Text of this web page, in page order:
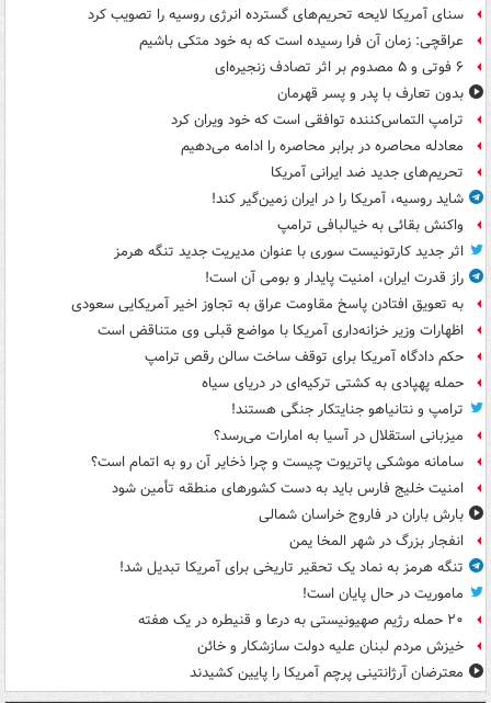
سنای آمریکا لایحه تحریم‌های گسترده انرژی روسیه را تصویب کرد
عراقچی: زمان آن فرا رسیده است که به خود متکی باشیم
۶ فوتی و ۵ مصدوم بر اثر تصادف زنجیره‌ای
بدون تعارف با پدر و پسر قهرمان
ترامپ التماس‌کننده توافقی است که خود ویران کرد
معادله محاصره در برابر محاصره را ادامه می‌دهیم
تحریم‌های جدید ضد ایرانی آمریکا
شاید روسیه، آمریکا را در ایران زمین‌گیر کند!
واکنش بقائی به خیالبافی ترامپ
اثر جدید کارتونیست سوری با عنوان مدیریت جدید تنگه هرمز
راز قدرت ایران، امنیت پایدار و بومی آن است!
به تعویق افتادن پاسخ مقاومت عراق به تجاوز اخیر آمریکایی سعودی
اظهارات وزیر خزانه‌داری آمریکا با مواضع قبلی وی متناقض است
حکم دادگاه آمریکا برای توقف ساخت سالن رقص ترامپ
حمله پهپادی به کشتی ترکیه‌ای در دریای سیاه
ترامپ و نتانیاهو جنایتکار جنگی هستند!
میزبانی استقلال در آسیا به امارات می‌رسد؟
سامانه موشکی پاتریوت چیست و چرا ذخایر آن رو به اتمام است؟
امنیت خلیج فارس باید به دست کشورهای منطقه تأمین شود
بارش باران در فاروج خراسان شمالی
انفجار بزرگ در شهر المخا یمن
تنگه هرمز به نماد یک تحقیر تاریخی برای آمریکا تبدیل شد!
ماموریت در حال پایان است!
۲۰ حمله رژیم صهیونیستی به درعا و قنیطره در یک هفته
خیزش مردم لبنان علیه دولت سازشکار و خائن
معترضان آرژانتینی پرچم آمریکا را پایین کشیدند